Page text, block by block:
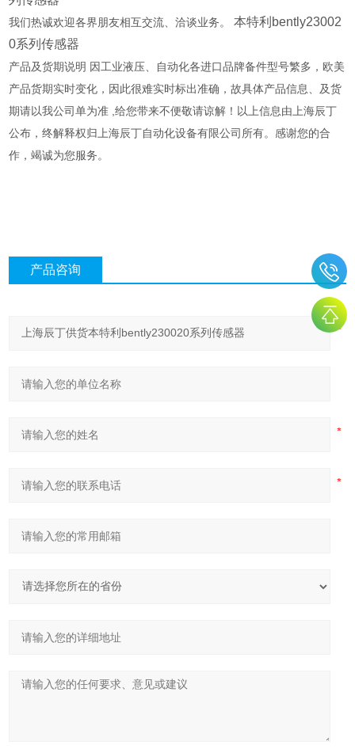
我们热诚欢迎各界朋友相互交流、洽谈业务。本特利bently23002
0系列传感器
产品及货期说明 因工业液压、自动化各进口品牌备件型号繁多，欧美
产品货期实时变化，因此很难实时标出准确，故具体产品信息、及货
期请以我公司单为准 ,给您带来不便敬请谅解！以上信息由上海辰丁
公布，终解释权归上海辰丁自动化设备有限公司所有。感谢您的合
作，竭诚为您服务。
产品咨询